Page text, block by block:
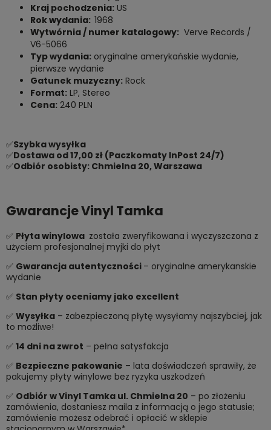
Kraj pochodzenia: US
Rok wydania: 1968
Wytwórnia / numer katalogowy: Verve Records /
V6-5066
Typ wydania: oryginalne amerykańskie wydanie,
pierwsze wydanie
Gatunek muzyczny: Rock
Format: LP, Stereo
Cena: 240 PLN
✅Szybka wysyłka
✅Dostawa od 17,00 zł (Paczkomaty InPost 24/7)
✅Odbiór osobisty: Chmielna 20, Warszawa
Gwarancje Vinyl Tamka
✅ Płyta winylowa została zweryfikowana i wyczyszczona z
użyciem profesjonalnej myjki do płyt
✅ Gwarancja autentyczności – oryginalne amerykanskie
wydanie
✅ Stan płyty oceniamy jako excellent
✅ Wysyłka – zabezpieczoną płytę wysyłamy najszybciej, jak
to możliwe!
✅ 14 dni na zwrot – pełna satysfakcja
✅ Bezpieczne pakowanie – lata doświadczeń sprawiły, że
pakujemy płyty winylowe bez ryzyka uszkodzeń
✅ Odbiór w Vinyl Tamka ul. Chmielna 20 – po złożeniu
zamówienia, dostaniesz maila z informacją o jego statusie;
zamówienie możesz odebrać i opłacić w sklepie